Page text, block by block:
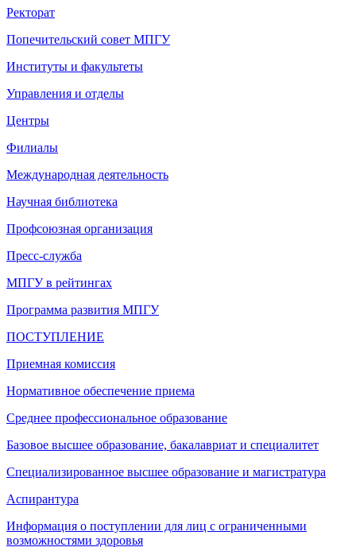
Ректорат
Попечительский совет МПГУ
Институты и факультеты
Управления и отделы
Центры
Филиалы
Международная деятельность
Научная библиотека
Профсоюзная организация
Пресс-служба
МПГУ в рейтингах
Программа развития МПГУ
ПОСТУПЛЕНИЕ
Приемная комиссия
Нормативное обеспечение приема
Среднее профессиональное образование
Базовое высшее образование, бакалавриат и специалитет
Специализированное высшее образование и магистратура
Аспирантура
Информация о поступлении для лиц с ограниченными
возможностями здоровья